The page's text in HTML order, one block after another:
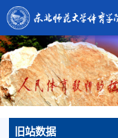
旧站数据